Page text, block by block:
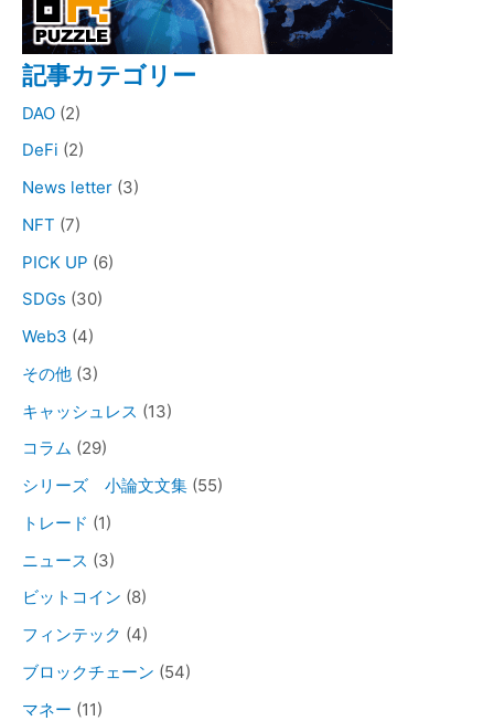
記事カテゴリー
DAO (2)
DeFi (2)
News letter (3)
NFT (7)
PICK UP (6)
SDGs (30)
Web3 (4)
その他 (3)
キャッシュレス (13)
コラム (29)
シリーズ 小論文文集 (55)
トレード (1)
ニュース (3)
ビットコイン (8)
フィンテック (4)
ブロックチェーン (54)
マネー (11)